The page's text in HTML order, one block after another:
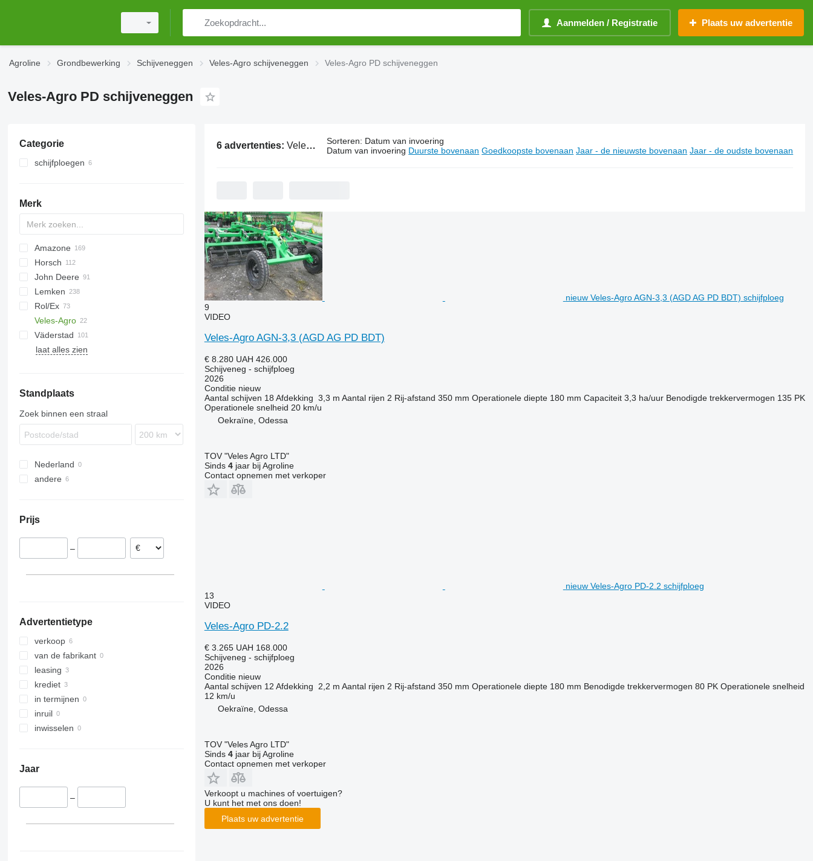
Aanmelden / Registratie Plaats uw advertentie
Agroline Grondbewerking Schijveneggen Veles-Agro schijveneggen Veles-Agro PD schijveneggen
Veles-Agro PD schijveneggen
Categorie
schijfploegen
Merk
Multivator
Disc-O-Mulch
Maximulch
Jaguar
AT30
BT
8
10
AGD
Amazone
Avant
Catros
KE
KG
Green Ray
1-Series
Swifter
AG
UDA
U-series
Z-series
ROTANET
310
Ecolo Tiger
RMX
Disco
Powerchain
Chopstar
Rotarystar
Twister
KSE
T series
UFO
GF
Super Maxx
Horsch
Cultro
Cura
Joker
Tiger
Transformer
John Deere
410
512
637
2623 VT
2700
SCARIFLEX
Helix
Komet
X-Cut Solo
3000
VM
8300
F-series
Cultimer
Discover
HR
HRB
KNT
NG
Qualidisc
Quadro
Rebell Classic
Rebell Profiline
Lemken
Gigant
Heliodor
Koralin
Korund
Zirkon
DC
DM
Presto
WDL
KR
Boxster
Fox
Lion
Novacat
Rotocare
Blackbear
Diskator
Corvus
Field Bird
PKE
Rol/Ex
U671
U693
FPM RD 300
GAL-C 3.0
Alfa
Tiger
ARES
Veles-Agro
PD
Väderstad
Carrier
Disc Master Pro
laat alles zien
Standplaats
Zoek binnen een straal
Nederland
andere
Prijs
–
Advertentietype
verkoop
van de fabrikant
leasing
krediet
in termijnen
inruil
inwisselen
Jaar
–
6 advertenties: Veles-Agro PD schijveneggen Sorteren: Datum van invoering
Datum van invoering Duurste bovenaan Goedkoopste bovenaan Jaar - de nieuwste bovenaan Jaar - de oudste bovenaan
nieuw Veles-Agro AGN-3,3 (AGD AG PD BDT) schijfploeg
9
VIDEO
Veles-Agro AGN-3,3 (AGD AG PD BDT)
€ 8.280 UAH 426.000
Schijveneg - schijfploeg
2026
Conditienieuw
Aantal schijven 18 Afdekking 3,3 m Aantal rijen 2 Rij-afstand 350 mm Operationele diepte 180 mm Capaciteit 3,3 ha/uur Benodigde trekkervermogen 135 PK
Operationele snelheid 20 km/u
Oekraïne, Odessa
TOV "Veles Agro LTD"
Sinds 4jaar bij Agroline
Contact opnemen met verkoper
nieuw Veles-Agro PD-2.2 schijfploeg
13
VIDEO
Veles-Agro PD-2.2
€ 3.265 UAH 168.000
Schijveneg - schijfploeg
2026
Conditienieuw
Aantal schijven 12 Afdekking 2,2 m Aantal rijen 2 Rij-afstand 350 mm Operationele diepte 180 mm Benodigde trekkervermogen 80 PK Operationele snelheid
12 km/u
Oekraïne, Odessa
TOV "Veles Agro LTD"
Sinds 4jaar bij Agroline
Contact opnemen met verkoper
Verkoopt u machines of voertuigen?
U kunt het met ons doen!
Plaats uw advertentie